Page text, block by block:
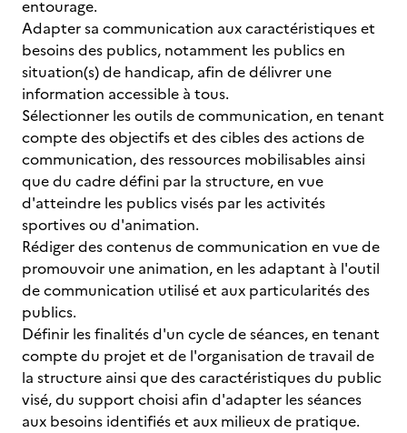
entourage.
Adapter sa communication aux caractéristiques et
besoins des publics, notamment les publics en
situation(s) de handicap, afin de délivrer une
information accessible à tous.
Sélectionner les outils de communication, en tenant
compte des objectifs et des cibles des actions de
communication, des ressources mobilisables ainsi
que du cadre défini par la structure, en vue
d'atteindre les publics visés par les activités
sportives ou d'animation.
Rédiger des contenus de communication en vue de
promouvoir une animation, en les adaptant à l'outil
de communication utilisé et aux particularités des
publics.
Définir les finalités d'un cycle de séances, en tenant
compte du projet et de l'organisation de travail de
la structure ainsi que des caractéristiques du public
visé, du support choisi afin d'adapter les séances
aux besoins identifiés et aux milieux de pratique.